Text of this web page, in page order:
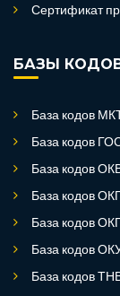
Сертификат
БАЗЫ
База кодов
База кодов
База кодов
База кодов
База кодов
База кодов
База кодов